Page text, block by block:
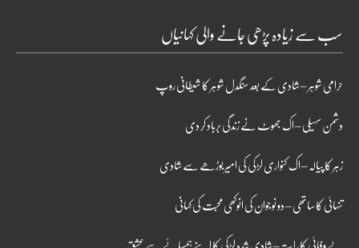
سب سے زیادہ پڑھی جانے والی کہانیاں
حرامی شوہر – شادی کے بعد سنگدل شوہر کا شیطانی روپ
دشمن سہیلی – اک جھوٹ نے زندگی برباد کر دی
زہر کا پیالہ – اک کنواری لڑکی کی امیر بوڑھے سے شادی
تنہائی کا ساتھی – دو نوجوان کی انوکھی محبت کی کہانی
بے وفائی کا راستہ – شادی شدہ لڑکی کا اپنے ہمسائے سے عشق